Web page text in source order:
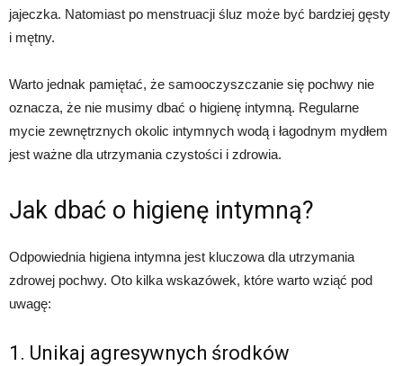
jajeczka. Natomiast po menstruacji śluz może być bardziej gęsty
i mętny.
Warto jednak pamiętać, że samooczyszczanie się pochwy nie
oznacza, że nie musimy dbać o higienę intymną. Regularne
mycie zewnętrznych okolic intymnych wodą i łagodnym mydłem
jest ważne dla utrzymania czystości i zdrowia.
Jak dbać o higienę intymną?
Odpowiednia higiena intymna jest kluczowa dla utrzymania
zdrowej pochwy. Oto kilka wskazówek, które warto wziąć pod
uwagę:
1. Unikaj agresywnych środków